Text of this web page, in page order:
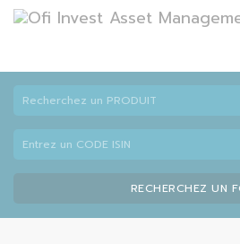
RECHERCHEZ UN